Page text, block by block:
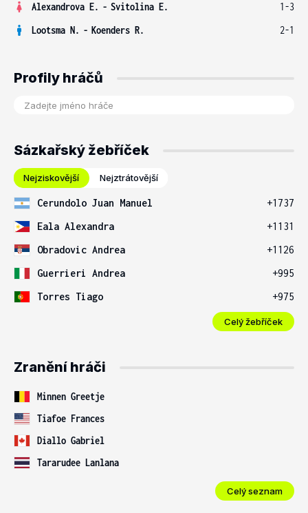
Alexandrova E. - Svitolina E.
1-3
Lootsma N. - Koenders R. 2-1
Profily hráčů
Sázkařský žebříček
Nejziskovější Nejztrátovější
Cerundolo Juan Manuel
+1737
Eala Alexandra
+1131
Obradovic Andrea
+1126
Guerrieri Andrea
+995
Torres Tiago
+975
Celý žebříček
Zranění hráči
Minnen Greetje
Tiafoe Frances
Diallo Gabriel
Tararudee Lanlana
Celý seznam